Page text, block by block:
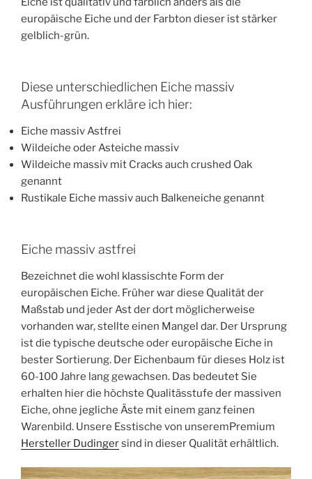
europäische Eiche und der Farbton dieser ist stärker
gelblich-grün.
Diese unterschiedlichen Eiche massiv
Ausführungen erkläre ich hier:
Eiche massiv Astfrei
Wildeiche oder Asteiche massiv
Wildeiche massiv mit Cracks auch crushed Oak
genannt
Rustikale Eiche massiv auch Balkeneiche genannt
Eiche massiv astfrei
Bezeichnet die wohl klassischte Form der
europäischen Eiche. Früher war diese Qualität der
Maßstab und jeder Ast der dort möglicherweise
vorhanden war, stellte einen Mangel dar. Der Ursprung
ist die typische deutsche oder europäische Eiche in
bester Sortierung. Der Eichenbaum für dieses Holz ist
60-100 Jahre lang gewachsen. Das bedeutet Sie
erhalten hier die höchste Qualitässtufe der massiven
Eiche, ohne jegliche Äste mit einem ganz feinen
Warenbild. Unsere Esstische von unseremPremium
Hersteller Dudingersind in dieser Qualität erhältlich.